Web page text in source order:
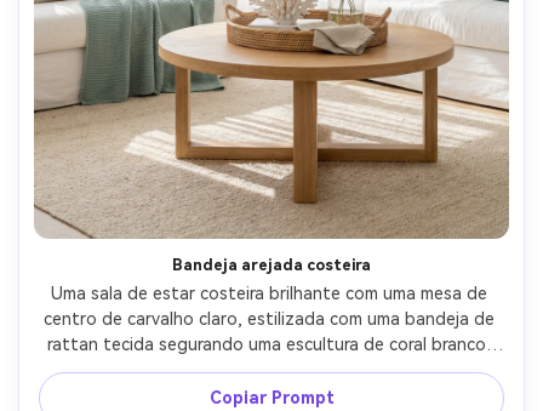
Bandeja arejada costeira
Uma sala de estar costeira brilhante com uma mesa de
centro de carvalho claro, estilizada com uma bandeja de
rattan tecida segurando uma escultura de coral branco,
um vaso de vidro de eucalipto e um guardanapo de linho,
areia pálida e acentos de espuma do mar, cortinas
Copiar Prompt